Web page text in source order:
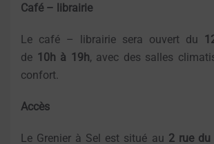
Café – librairie
Le café – librairie sera ouvert du
de 10h à 19h, avec des salles
confort.
Accès
Le Grenier à Sel est situé au 2 rue du